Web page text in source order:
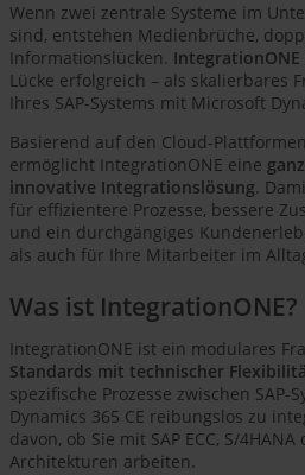
Wenn zwei zentrale Systeme im
sind, entstehen Medienbrüche,
Informationslücken. IntegrationONE
Lücke erfolgreich – als skalierbares
Ihres SAP-Systems mit Microsoft
Basierend auf den Cloud-
ermöglicht IntegrationONE eine
innovative Integrationslösung.
für effizientere Prozesse, bessere
und ein durchgängiges
als auch für Ihre Mitarbeiter im
Was ist IntegrationONE?
IntegrationONE ist ein modulares
Standards mit technischer
spezifische Prozesse zwischen SAP-
Dynamics 365 CE reibungslos zu
davon, ob Sie mit SAP ECC, S/
Architekturen arbeiten.